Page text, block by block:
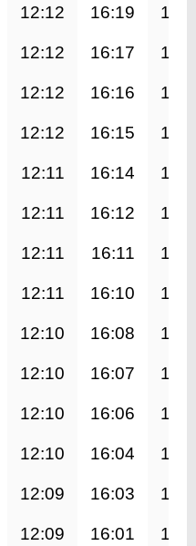
12:12 16:19
12:12 16:17
12:12 16:16
12:12 16:15
12:11 16:14
12:11 16:12
12:11 16:11
12:11 16:10
12:10 16:08
12:10 16:07
12:10 16:06
12:10 16:04
12:09 16:03
12:09 16:01